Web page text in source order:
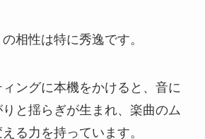
相性は特に秀逸です。
ングに本機をかけると、音に
と揺らぎが生まれ、楽曲のム
る力を持っています。